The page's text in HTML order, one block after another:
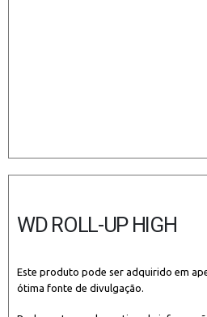
WD ROLL-UP HIGH
Este produto pode ser adquirido em
ótima fonte de divulgação.